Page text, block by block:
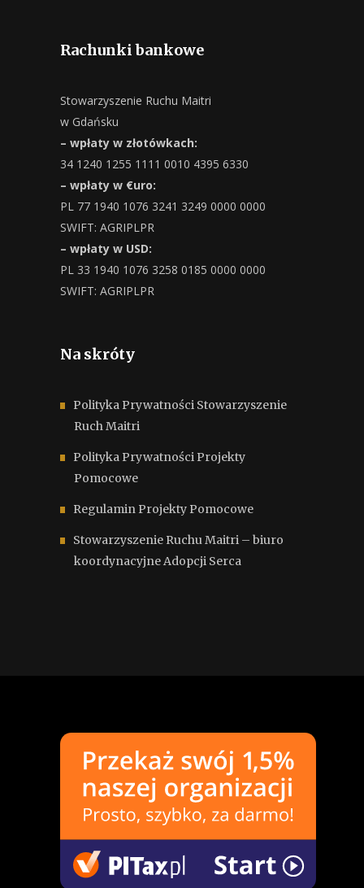
Rachunki bankowe
Stowarzyszenie Ruchu Maitri
w Gdańsku
– wpłaty w złotówkach:
34 1240 1255 1111 0010 4395 6330
– wpłaty w €uro:
PL 77 1940 1076 3241 3249 0000 0000
SWIFT: AGRIPLPR
– wpłaty w USD:
PL 33 1940 1076 3258 0185 0000 0000
SWIFT: AGRIPLPR
Na skróty
Polityka Prywatności Stowarzyszenie
Ruch Maitri
Polityka Prywatności Projekty
Pomocowe
Regulamin Projekty Pomocowe
Stowarzyszenie Ruchu Maitri – biuro
koordynacyjne Adopcji Serca